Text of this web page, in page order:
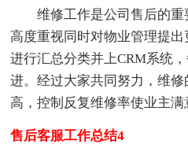
维修工作是公司售后的
高度重视同时对物业管理提
进行汇总分类并上CRM系统
进。经过大家共同努力，维
高，控制反复维修率使业主满
售后客服工作总结4